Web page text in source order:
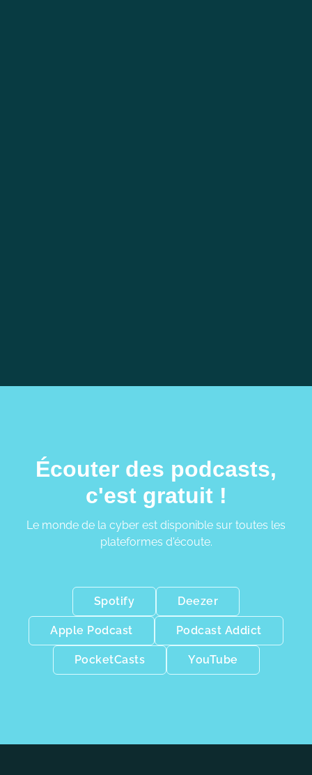
Écouter des podcasts,
c'est gratuit !
Le monde de la cyber est disponible sur toutes les
plateformes d'écoute.
Spotify Deezer
Apple Podcast Podcast Addict
PocketCasts YouTube